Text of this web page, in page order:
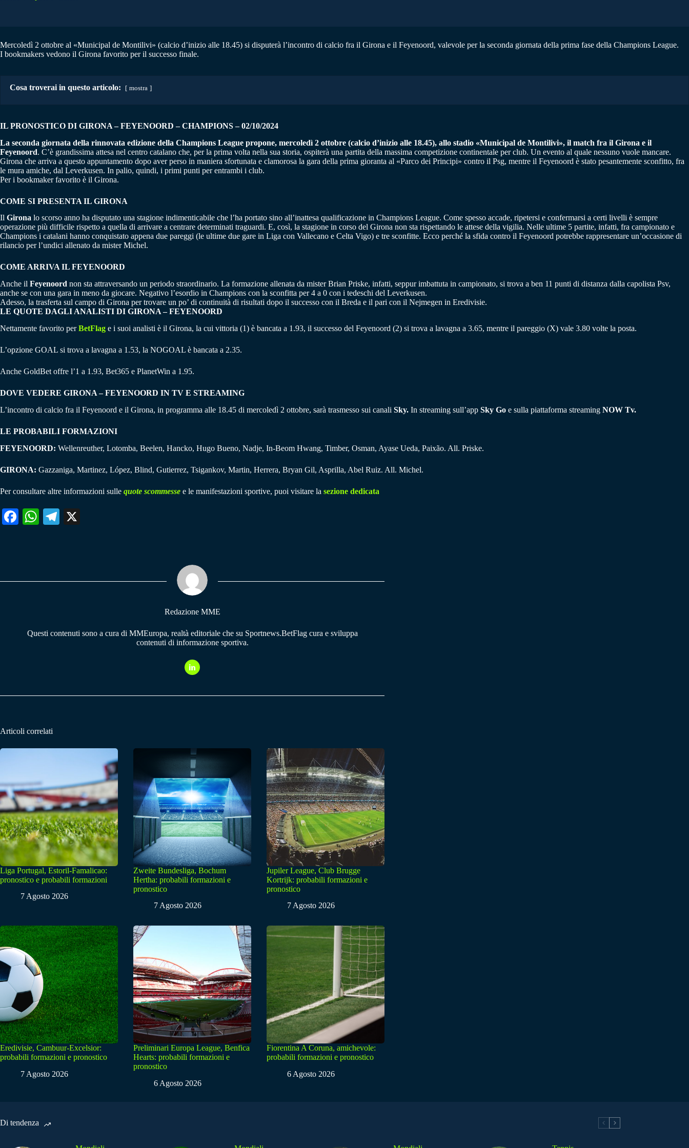
Mercoledì 2 ottobre al «Municipal de Montilivi» (calcio d’inizio alle 18.45) si disputerà l’incontro di calcio fra il Girona e il Feyenoord, valevole per la seconda giornata della prima fase della Champions League.
I bookmakers vedono il Girona favorito per il successo finale.
Cosa troverai in questo articolo: mostra
IL PRONOSTICO DI GIRONA – FEYENOORD – CHAMPIONS – 02/10/2024
La seconda giornata della rinnovata edizione della Champions League propone, mercoledì 2 ottobre (calcio d’inizio alle 18.45), allo stadio «Municipal de Montilivi», il match fra il Girona e il
Feyenoord. C’è grandissima attesa nel centro catalano che, per la prima volta nella sua storia, ospiterà una partita della massima competizione continentale per club. Un evento al quale nessuno vuole mancare.
Girona che arriva a questo appuntamento dopo aver perso in maniera sfortunata e clamorosa la gara della prima gioranta al «Parco dei Principi» contro il Psg, mentre il Feyenoord è stato pesantemente sconfitto, fra
le mura amiche, dal Leverkusen. In palio, quindi, i primi punti per entrambi i club.
Per i bookmaker favorito è il Girona.
COME SI PRESENTA IL GIRONA
Il Girona lo scorso anno ha disputato una stagione indimenticabile che l’ha portato sino all’inattesa qualificazione in Champions League. Come spesso accade, ripetersi e confermarsi a certi livelli è sempre
operazione più difficile rispetto a quella di arrivare a centrare determinati traguardi. E, così, la stagione in corso del Girona non sta rispettando le attese della vigilia. Nelle ultime 5 partite, infatti, fra campionato e
Champions i catalani hanno conquistato appena due pareggi (le ultime due gare in Liga con Vallecano e Celta Vigo) e tre sconfitte. Ecco perché la sfida contro il Feyenoord potrebbe rappresentare un’occasione di
rilancio per l’undici allenato da mister Michel.
COME ARRIVA IL FEYENOORD
Anche il Feyenoord non sta attraversando un periodo straordinario. La formazione allenata da mister Brian Priske, infatti, seppur imbattuta in campionato, si trova a ben 11 punti di distanza dalla capolista Psv,
anche se con una gara in meno da giocare. Negativo l’esordio in Champions con la sconfitta per 4 a 0 con i tedeschi del Leverkusen.
Adesso, la trasferta sul campo di Girona per trovare un po’ di continuità di risultati dopo il successo con il Breda e il pari con il Nejmegen in Eredivisie.
LE QUOTE DAGLI ANALISTI DI GIRONA – FEYENOORD
Nettamente favorito perBetFlag e i suoi analisti è il Girona, la cui vittoria (1) è bancata a 1.93, il successo del Feyenoord (2) si trova a lavagna a 3.65, mentre il pareggio (X) vale 3.80 volte la posta.
L’opzione GOAL si trova a lavagna a 1.53, la NOGOAL è bancata a 2.35.
Anche GoldBet offre l’1 a 1.93, Bet365 e PlanetWin a 1.95.
DOVE VEDERE GIRONA – FEYENOORD IN TV E STREAMING
L’incontro di calcio fra il Feyenoord e il Girona, in programma alle 18.45 di mercoledì 2 ottobre, sarà trasmesso sui canali Sky. In streaming sull’app Sky Go e sulla piattaforma streaming NOW Tv.
LE PROBABILI FORMAZIONI
FEYENOORD: Wellenreuther, Lotomba, Beelen, Hancko, Hugo Bueno, Nadje, In-Beom Hwang, Timber, Osman, Ayase Ueda, Paixão. All. Priske.
GIRONA: Gazzaniga, Martinez, López, Blind, Gutierrez, Tsigankov, Martin, Herrera, Bryan Gil, Asprilla, Abel Ruiz. All. Michel.
Per consultare altre informazioni sulle quote scommesse e le manifestazioni sportive, puoi visitare la sezione dedicata
Fa W
pp
Te
m
Redazione MME
Questi contenuti sono a cura di MMEuropa, realtà editoriale che su Sportnews.BetFlag cura e sviluppa
contenuti di informazione sportiva.
Articoli correlati
Liga Portugal, Estoril-Famalicao:
pronostico e probabili formazioni
7 Agosto 2026
Zweite Bundesliga, Bochum
Hertha: probabili formazioni e
pronostico
7 Agosto 2026
Jupiler League, Club Brugge
Kortrijk: probabili formazioni e
pronostico
7 Agosto 2026
Eredivisie, Cambuur-Excelsior:
probabili formazioni e pronostico
7 Agosto 2026
Preliminari Europa League, Benfica
Hearts: probabili formazioni e
pronostico
6 Agosto 2026
Fiorentina A Coruna, amichevole:
probabili formazioni e pronostico
6 Agosto 2026
Di tendenza